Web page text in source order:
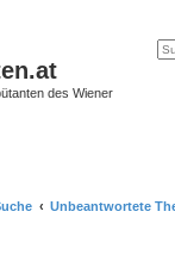
des Wiener
Unbeantwortete